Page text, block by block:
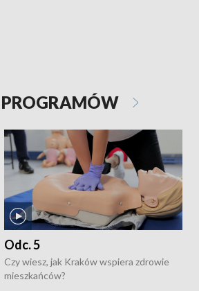
Odc. 5
Czy wiesz, jak Kraków wspiera zdrowie
mieszkańców?